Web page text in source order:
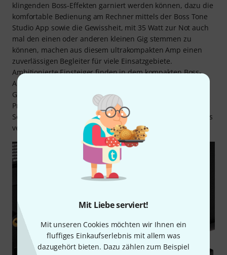
Mit Liebe serviert!
Mit unseren Cookies möchten wir Ihnen ein
fluffiges Einkaufserlebnis mit allem was
dazugehört bieten. Dazu zählen zum Beispiel
klingenden Boss-Effekten garniert werden können, dazu die
komfortable Bedienung am Rechner mittels der Boss Tone
Studio App sowie die Gewissheit, mit 35 Watt zur Not auch
mal den einen oder anderen kleinen Gig stemmen zu
können, machen aus diesem ultrakompakten Amp einen
zuverlässigen Begleiter für viele Einsatzgebiete.
Ambitionierte Einsteiger finden in dem kompakten Boss-
Amp einen flexiblen und luxuriös ausgestatteten
Gitarrenverstärker für viele Jahre, gleichwohl können sich
Profis über einen Amp freuen, der einen professionellen
Sound mit dem Vorteil eines transportfreundlichen Formats
vereint.